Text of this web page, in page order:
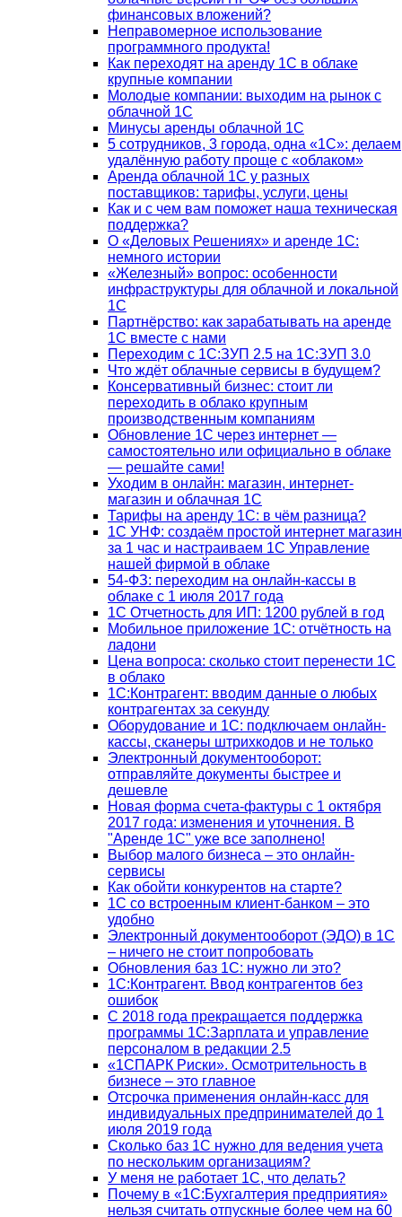
финансовых вложений?
Неправомерное использование
программного продукта!
Как переходят на аренду 1С в облаке
крупные компании
Молодые компании: выходим на рынок с
облачной 1С
Минусы аренды облачной 1С
5 сотрудников, 3 города, одна «1С»: делаем
удалённую работу проще с «облаком»
Аренда облачной 1С у разных
поставщиков: тарифы, услуги, цены
Как и с чем вам поможет наша техническая
поддержка?
О «Деловых Решениях» и аренде 1С:
немного истории
«Железный» вопрос: особенности
инфраструктуры для облачной и локальной
1С
Партнёрство: как зарабатывать на аренде
1С вместе с нами
Переходим с 1С:ЗУП 2.5 на 1С:ЗУП 3.0
Что ждёт облачные сервисы в будущем?
Консервативный бизнес: стоит ли
переходить в облако крупным
производственным компаниям
Обновление 1С через интернет —
самостоятельно или официально в облаке
— решайте сами!
Уходим в онлайн: магазин, интернет-
магазин и облачная 1С
Тарифы на аренду 1С: в чём разница?
1С УНФ: создаём простой интернет магазин
за 1 час и настраиваем 1С Управление
нашей фирмой в облаке
54-ФЗ: переходим на онлайн-кассы в
облаке с 1 июля 2017 года
1С Отчетность для ИП: 1200 рублей в год
Мобильное приложение 1С: отчётность на
ладони
Цена вопроса: сколько стоит перенести 1С
в облако
1С:Контрагент: вводим данные о любых
контрагентах за секунду
Оборудование и 1С: подключаем онлайн-
кассы, сканеры штрихкодов и не только
Электронный документооборот:
отправляйте документы быстрее и
дешевле
Новая форма счета-фактуры с 1 октября
2017 года: изменения и уточнения. В
"Аренде 1С" уже все заполнено!
Выбор малого бизнеса – это онлайн-
сервисы
Как обойти конкурентов на старте?
1C со встроенным клиент-банком – это
удобно
Электронный документооборот (ЭДО) в 1С
– ничего не стоит попробовать
Обновления баз 1С: нужно ли это?
1С:Контрагент. Ввод контрагентов без
ошибок
С 2018 года прекращается поддержка
программы 1С:Зарплата и управление
персоналом в редакции 2.5
«1СПАРК Риски». Осмотрительность в
бизнесе – это главное
Отсрочка применения онлайн-касс для
индивидуальных предпринимателей до 1
июля 2019 года
Сколько баз 1C нужно для ведения учета
по нескольким организациям?
У меня не работает 1С, что делать?
Почему в «1С:Бухгалтерия предприятия»
нельзя считать отпускные более чем на 60